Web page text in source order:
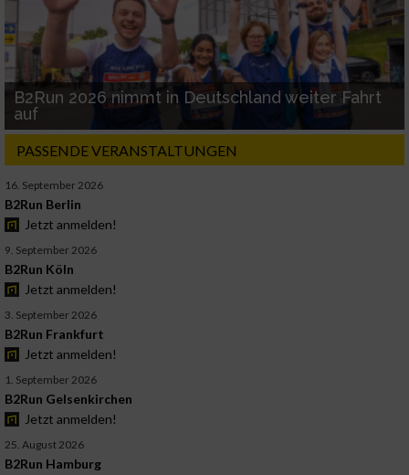
B2Run 2026 nimmt in Deutschland weiter Fahrt
auf
PASSENDE VERANSTALTUNGEN
16. September 2026
B2Run Berlin
Jetzt anmelden!
9. September 2026
B2Run Köln
Jetzt anmelden!
3. September 2026
B2Run Frankfurt
Jetzt anmelden!
1. September 2026
B2Run Gelsenkirchen
Jetzt anmelden!
25. August 2026
B2Run Hamburg